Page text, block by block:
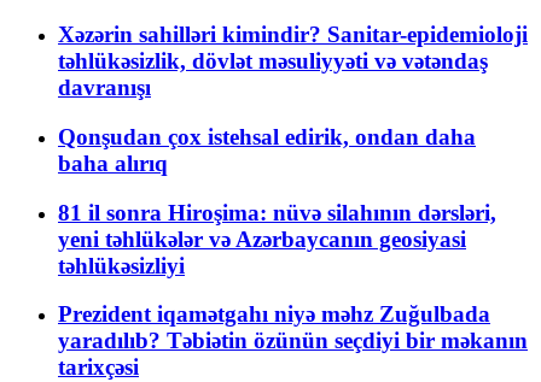
Xəzərin sahilləri kimindir? Sanitar-epidemioloji
təhlükəsizlik, dövlət məsuliyyəti və vətəndaş
davranışı
Qonşudan çox istehsal edirik, ondan daha
baha alırıq
81 il sonra Hiroşima: nüvə silahının dərsləri,
yeni təhlükələr və Azərbaycanın geosiyasi
təhlükəsizliyi
Prezident iqamətgahı niyə məhz Zuğulbada
yaradılıb? Təbiətin özünün seçdiyi bir məkanın
tarixçəsi